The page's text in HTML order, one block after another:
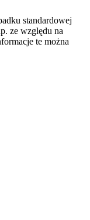
standardowej
ze względu na
te można